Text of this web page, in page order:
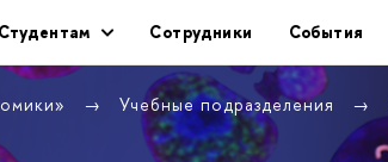
Студентам Сотрудники События
Учебные подразделения